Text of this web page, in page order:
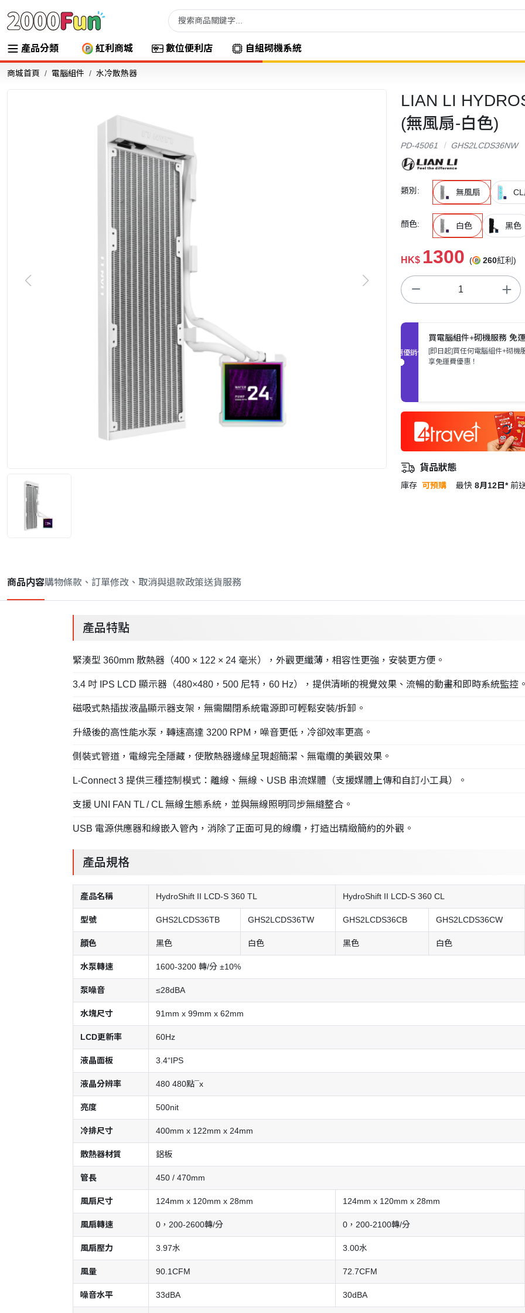
產品分類 紅利商城 數位便利店 自組砌機系統
商城首頁 電腦組件 水冷散熱器
LIAN LI
(無風扇-白色)
PD-45061 GHS2LCDS36NW
類別: 無風扇
顏色: 白色 黑色
HK$ 1300 ( 260紅利)
促銷優惠
買電腦組件+砌機服務 免
[即日起]買任何電腦組件+砌機
享免運費優惠！
貨品狀態
庫存 可預購 最快 8月12日* 前
商品内容購物條款、訂單修改、取消與退款政策送貨服務
產品特點
緊湊型 360mm 散熱器（400 × 122 × 24 毫米），外觀更纖薄，相容性更強，安裝更方便。
3.4 吋 IPS LCD 顯示器（480×480，500 尼特，60 Hz），提供清晰的視覺效果、流暢的動畫和即時系統監控
磁吸式熱插拔液晶顯示器支架，無需關閉系統電源即可輕鬆安裝/拆卸。
升級後的高性能水泵，轉速高達 3200 RPM，噪音更低，冷卻效率更高。
側裝式管道，電線完全隱藏，使散熱器邊緣呈現超簡潔、無電纜的美觀效果。
L-Connect 3 提供三種控制模式：離線、無線、USB 串流媒體（支援媒體上傳和自訂小工具）。
支援 UNI FAN TL / CL 無線生態系統，並與無線照明同步無縫整合。
USB 電源供應器和線嵌入管內，消除了正面可見的線纜，打造出精緻簡約的外觀。
產品規格
產品名稱 HydroShift II LCD-S 360 TL HydroShift II LCD-S 360 CL
型號 GHS2LCDS36TB GHS2LCDS36TW GHS2LCDS36CB GHS2LCDS36CW
顔色 黑色 白色 黑色 白色
水泵轉速 1600-3200 轉/分 ±10%
泵噪音 ≤28dBA
水塊尺寸 91mm x 99mm x 62mm
LCD更新率 60Hz
液晶面板 3.4“IPS
液晶分辨率 480 480點¯x
亮度 500nit
冷排尺寸 400mm x 122mm x 24mm
散熱器材質 鋁板
管長 450 / 470mm
風扇尺寸 124mm x 120mm x 28mm 124mm x 120mm x 28mm
風扇轉速 0，200-2600轉/分 0，200-2100轉/分
風扇壓力 3.97水 3.00水
風量 90.1CFM 72.7CFM
噪音水平 33dBA 30dBA